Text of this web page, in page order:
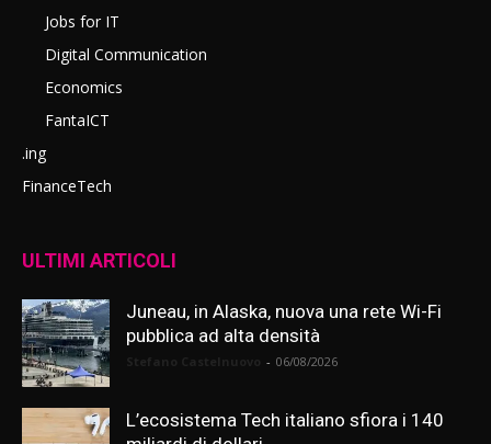
Jobs for IT
Digital Communication
Economics
FantaICT
.ing
FinanceTech
ULTIMI ARTICOLI
Juneau, in Alaska, nuova una rete Wi-Fi
pubblica ad alta densità
- 06/08/2026
L’ecosistema Tech italiano sfiora i 140